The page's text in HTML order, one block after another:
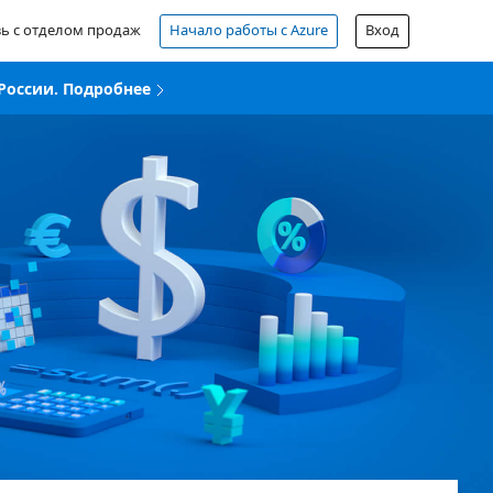
с отделом продаж Начало работы с Azure Вход
Подробнее
Бесплатная учетная запись